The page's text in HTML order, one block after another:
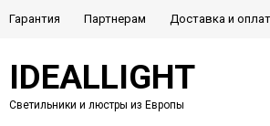
Гарантия Партнерам Доставка и
IDEALLIGHT
Светильники и люстры из Европы